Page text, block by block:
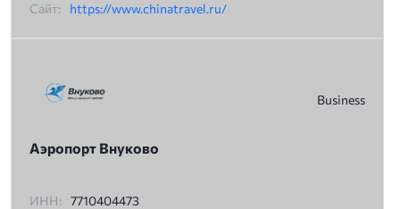
Сайт:
https://www.chinatravel.ru/
Business
Аэропорт Внуково
ИНН: 7710404473